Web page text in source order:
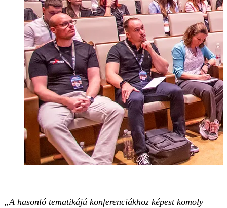
„A hasonló tematikájú konferenciákhoz képest komoly